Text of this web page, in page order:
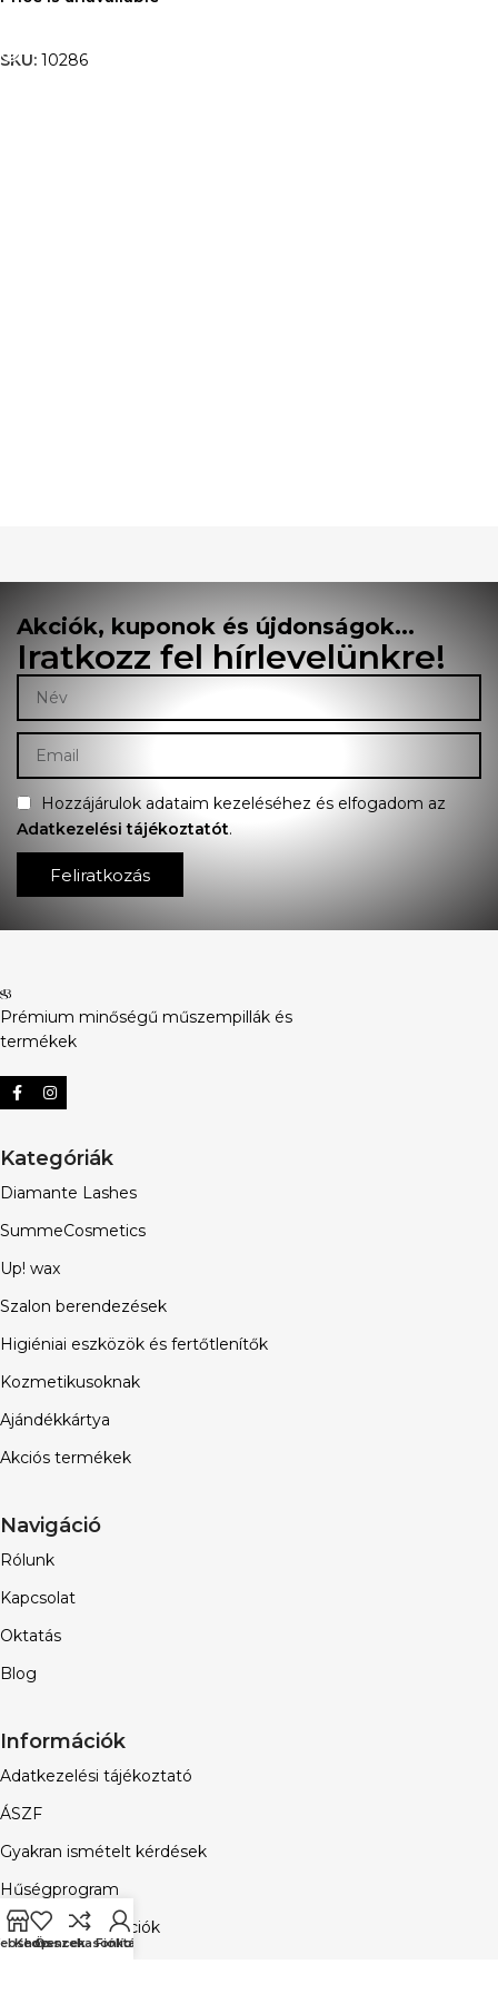
SKU: 10286
Akciók, kuponok és újdonságok...
Iratkozz fel hírlevelünkre!
Hozzájárulok adataim kezeléséhez és elfogadom az
Adatkezelési tájékoztatót.
Feliratkozás
Prémium minőségű műszempillák és
termékek
Kategóriák
Diamante Lashes
SummeCosmetics
Up! wax
Szalon berendezések
Higiéniai eszközök és fertőtlenítők
Kozmetikusoknak
Ajándékkártya
Akciós termékek
Navigáció
Rólunk
Kapcsolat
Oktatás
Blog
Információk
Adatkezelési tájékoztató
ÁSZF
Gyakran ismételt kérdések
Hűségprogram
Vásárlási információk
Kedvencek
Összehasonlítás
Fiókom